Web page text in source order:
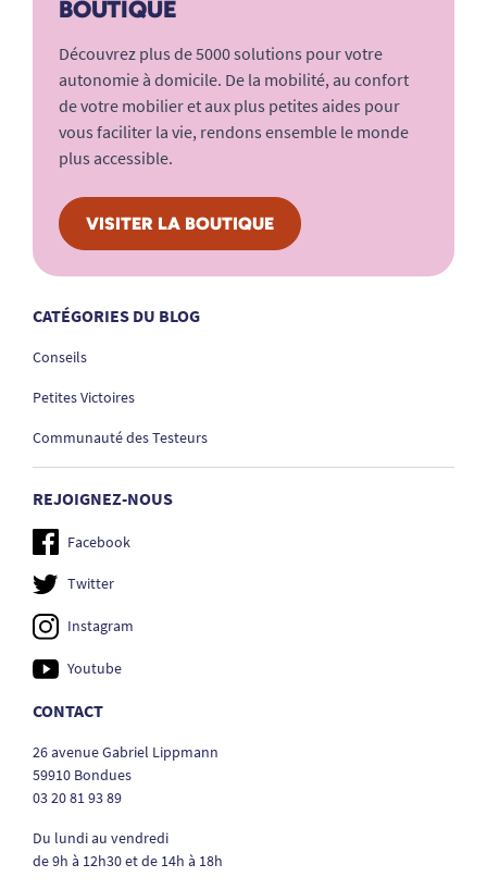
BOUTIQUE
Découvrez plus de 5000 solutions pour votre
autonomie à domicile. De la mobilité, au confort
de votre mobilier et aux plus petites aides pour
vous faciliter la vie, rendons ensemble le monde
plus accessible.
VISITER LA BOUTIQUE
CATÉGORIES DU BLOG
Conseils
Petites Victoires
Communauté des Testeurs
REJOIGNEZ-NOUS
Facebook
Twitter
Instagram
Youtube
CONTACT
26 avenue Gabriel Lippmann
59910 Bondues
03 20 81 93 89
Du lundi au vendredi
de 9h à 12h30 et de 14h à 18h